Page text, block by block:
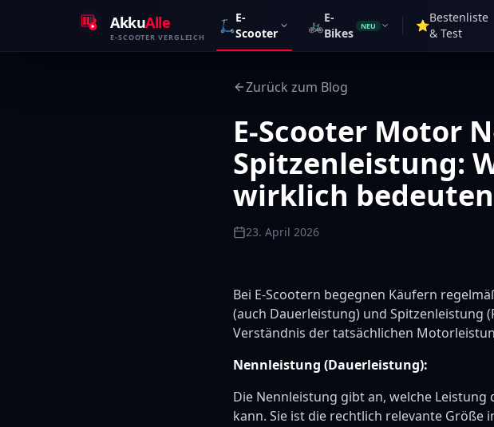
AkkuAlle
E-SCOOTER VERGLEICH
🛴E-
Scooter
🚲E-
Bikes
NEU ⭐
Bestenliste
& Test
Zurück zum Blog
E-Scooter Motor
Spitzenleistung:
wirklich bedeuten
23. April 2026
Bei E-Scootern begegnen Käufern
(auch Dauerleistung) und Spitzenleistung
Verständnis der tatsächlichen
Nennleistung (Dauerleistung):
Die Nennleistung gibt an, welche
kann. Sie ist die rechtlich relevante Größe